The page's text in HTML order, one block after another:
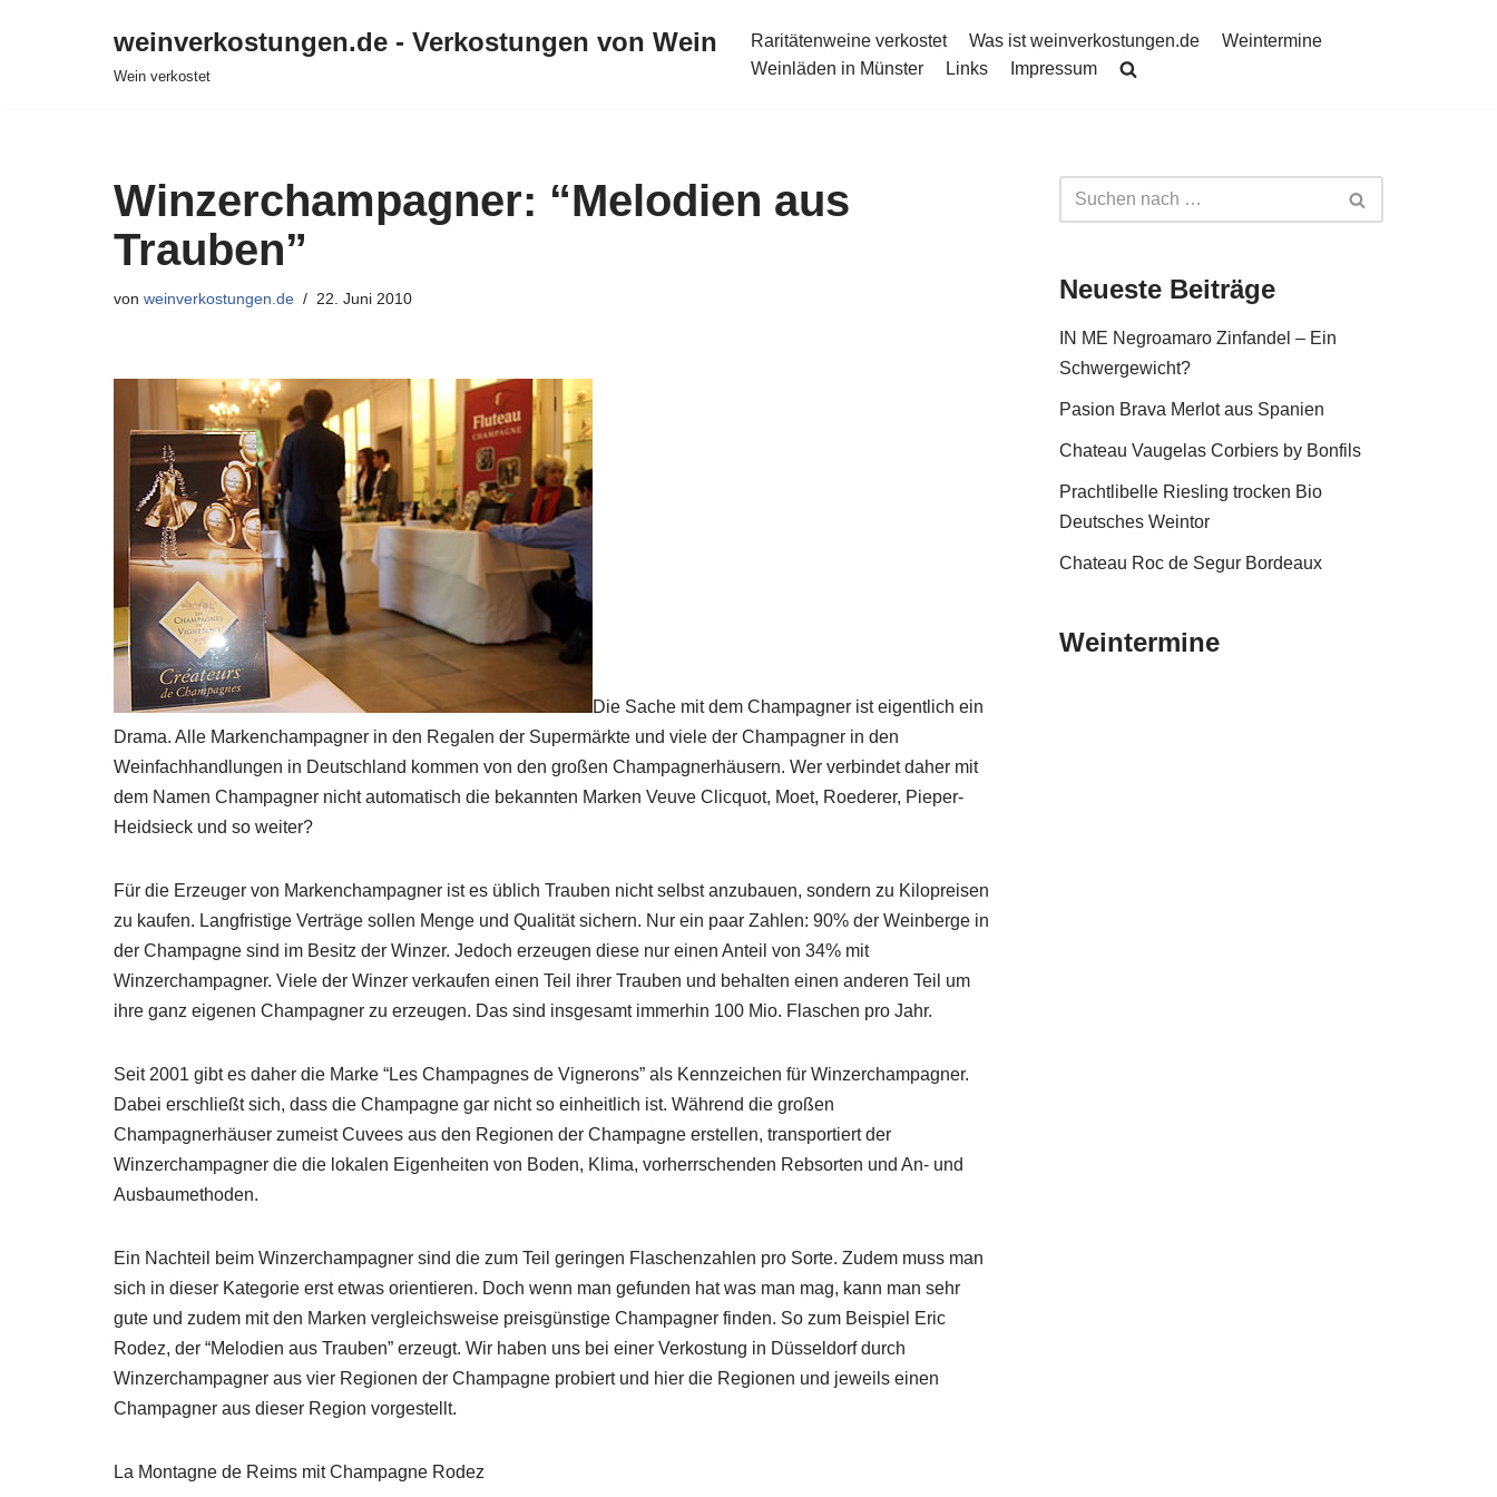
weinverkostungen.de - Verkostungen von Wein
Wein verkostet
Raritätenweine verkostet Was ist weinverkostungen.de
Weintermine
Weinläden in Münster
Links Impressum
Winzerchampagner: “Melodien aus
Trauben”
von weinverkostungen.de 22. Juni 2010
Die Sache mit dem Champagner ist eigentlich ein
Drama. Alle Markenchampagner in den Regalen der Supermärkte und viele der Champagner in den
Weinfachhandlungen in Deutschland kommen von den großen Champagnerhäusern. Wer verbindet daher mit
dem Namen Champagner nicht automatisch die bekannten Marken Veuve Clicquot, Moet, Roederer, Pieper-
Heidsieck und so weiter?
Für die Erzeuger von Markenchampagner ist es üblich Trauben nicht selbst anzubauen, sondern zu Kilopreisen
zu kaufen. Langfristige Verträge sollen Menge und Qualität sichern. Nur ein paar Zahlen: 90% der Weinberge in
der Champagne sind im Besitz der Winzer. Jedoch erzeugen diese nur einen Anteil von 34% mit
Winzerchampagner. Viele der Winzer verkaufen einen Teil ihrer Trauben und behalten einen anderen Teil um
ihre ganz eigenen Champagner zu erzeugen. Das sind insgesamt immerhin 100 Mio. Flaschen pro Jahr.
Seit 2001 gibt es daher die Marke “Les Champagnes de Vignerons” als Kennzeichen für Winzerchampagner.
Dabei erschließt sich, dass die Champagne gar nicht so einheitlich ist. Während die großen
Champagnerhäuser zumeist Cuvees aus den Regionen der Champagne erstellen, transportiert der
Winzerchampagner die die lokalen Eigenheiten von Boden, Klima, vorherrschenden Rebsorten und An- und
Ausbaumethoden.
Ein Nachteil beim Winzerchampagner sind die zum Teil geringen Flaschenzahlen pro Sorte. Zudem muss man
sich in dieser Kategorie erst etwas orientieren. Doch wenn man gefunden hat was man mag, kann man sehr
gute und zudem mit den Marken vergleichsweise preisgünstige Champagner finden. So zum Beispiel Eric
Rodez, der “Melodien aus Trauben” erzeugt. Wir haben uns bei einer Verkostung in Düsseldorf durch
Winzerchampagner aus vier Regionen der Champagne probiert und hier die Regionen und jeweils einen
Champagner aus dieser Region vorgestellt.
La Montagne de Reims mit Champagne Rodez
Neueste Beiträge
IN ME Negroamaro Zinfandel – Ein
Schwergewicht?
Pasion Brava Merlot aus Spanien
Chateau Vaugelas Corbiers by Bonfils
Prachtlibelle Riesling trocken Bio
Deutsches Weintor
Chateau Roc de Segur Bordeaux
Weintermine